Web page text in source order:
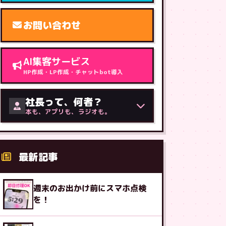
お問い合わせ
AI集客サービス
HP作成・LP作成・チャットbot導入
社長って、何者？
本も、アプリも、ラジオも。
最新記事
週末のお出かけ前にスマホ点検
を！